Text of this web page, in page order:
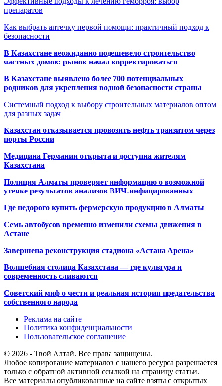
препаратов
Как выбрать аптечку первой помощи: практичный подход к
безопасности
В Казахстане неожиданно подешевело строительство
частных домов: рынок начал корректироваться
В Казахстане выявлено более 700 потенциальных
родников для укрепления водной безопасности страны
Системный подход к выбору строительных материалов оптом
для разных задач
Казахстан отказывается провозить нефть транзитом через
порты России
Медицина Германии открыта и доступна жителям
Казахстана
Полиция Алматы проверяет информацию о возможной
утечке результатов анализов ВИЧ-инфицированных
Где недорого купить фермерскую продукцию в Алматы
Семь автобусов временно изменили схемы движения в
Астане
Завершена реконструкция стадиона «Астана Арена»
Волшебная столица Казахстана — где культура и
современность сливаются
Советский миф о чести и реальная история предательства
собственного народа
Реклама на сайте
Политика конфиденциальности
Пользовательское соглашение
© 2026 - Твой Алтай. Все права защищены.
Любое копирование материалов с нашего ресурса разрешается
только с обратной активной ссылкой на страницу статьи.
Все материалы опубликованные на сайте взяты с открытых